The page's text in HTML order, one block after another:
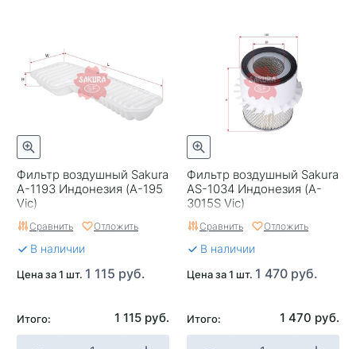
Фильтр воздушный Sakura
A-1193 Индонезия (A-195
Vic)
Сравнить Отложить
В наличии
Цена за 1 шт. 1 115 руб.
Итого: 1 115 руб.
Фильтр воздушный Sakura
AS-1034 Индонезия (A-
3015S Vic)
Сравнить Отложить
В наличии
Цена за 1 шт. 1 470 руб.
Итого: 1 470 руб.